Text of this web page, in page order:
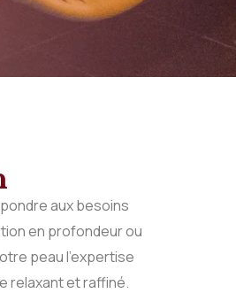
aux besoins
en profondeur ou
peau l’expertise
relaxant et raffiné.